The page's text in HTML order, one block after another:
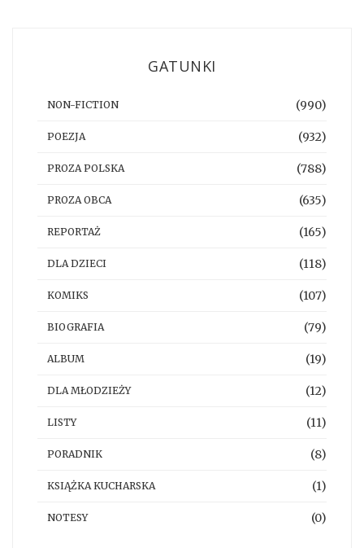
GATUNKI
NON-FICTION (990)
POEZJA (932)
PROZA POLSKA (788)
PROZA OBCA (635)
REPORTAŻ (165)
DLA DZIECI (118)
KOMIKS (107)
BIOGRAFIA (79)
ALBUM (19)
DLA MŁODZIEŻY (12)
LISTY (11)
PORADNIK (8)
KSIĄŻKA KUCHARSKA (1)
NOTESY (0)